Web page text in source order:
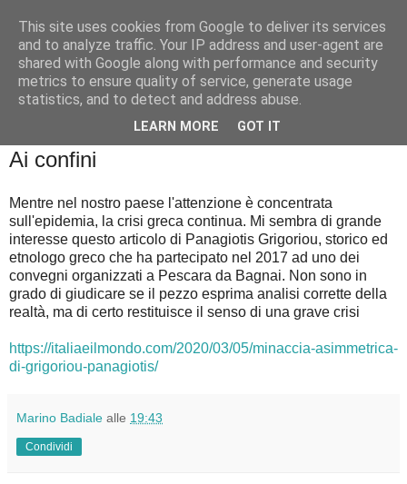
Badiale & Tringali
Ai confini
Mentre nel nostro paese l'attenzione è concentrata
sull'epidemia, la crisi greca continua. Mi sembra di grande
interesse questo articolo di Panagiotis Grigoriou, storico ed
etnologo greco che ha partecipato nel 2017 ad uno dei
convegni organizzati a Pescara da Bagnai. Non sono in
grado di giudicare se il pezzo esprima analisi corrette della
realtà, ma di certo restituisce il senso di una grave crisi
https://italiaeilmondo.com/2020/03/05/minaccia-asimmetrica-
di-grigoriou-panagiotis/
Marino Badiale alle 19:43
Condividi
This site uses cookies from Google to deliver its services
and to analyze traffic. Your IP address and user-agent are
shared with Google along with performance and security
metrics to ensure quality of service, generate usage
statistics, and to detect and address abuse.
LEARN MORE GOT IT